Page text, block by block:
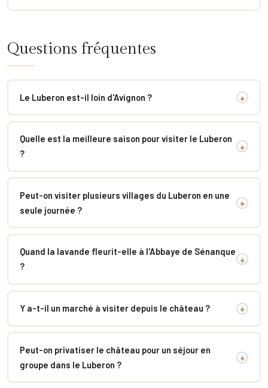
Questions fréquentes
Le Luberon est-il loin d'Avignon ? +
Quelle est la meilleure saison pour visiter le Luberon
?
+
Peut-on visiter plusieurs villages du Luberon en une
seule journée ?
+
Quand la lavande fleurit-elle à l'Abbaye de Sénanque
?
+
Y a-t-il un marché à visiter depuis le château ? +
Peut-on privatiser le château pour un séjour en
groupe dans le Luberon ?
+